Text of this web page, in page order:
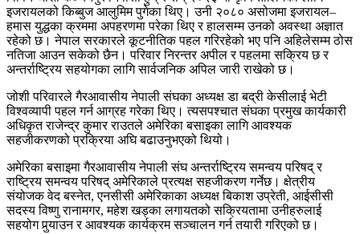
इजरायलको किब्बुज आलुमिम पुगेका थिए। उनी २०८० असोजमा इजरायल–
हमास युद्धका क्रममा अपहरणमा परेका थिए र हालसम्म उनको अवस्था अज्ञात
रहेको छ। नेपाल सरकारले कूटनीतिक पहल गरिरहेको भए पनि अहिलेसम्म ठोस
नतिजा आउन सकेको छैन। परिवार निरन्तर अपील र पहलमा सक्रिय छ र
अन्तर्राष्ट्रिय सहयोगका लागि सार्वजनिक अपिल जारी राखेको छ।
जोशी परिवारले गैरआवासीय नेपाली संघका अध्यक्ष डा बद्री केसीलाई भेटी
विश्वव्यापी पहल गर्न आग्रह गरेका थिए। त्यसपश्चात संघका प्रमुख कार्यकारी
अधिकृत राजेन्द्र कुमार राउतले अमेरिका बसाइका लागि आवश्यक
सहजीकरणको प्रक्रिया अघि बढाउनुभएको थियो।
अमेरिका बसाइमा गैरआवासीय नेपाली संघ अन्तर्राष्ट्रिय समन्वय परिषद् र
राष्ट्रिय समन्वय परिषद् अमेरिकाले प्रत्यक्ष सहजीकरण गर्नेछ। क्षेत्रीय
संयोजक वेद बस्नेत, एनसीसी अमेरिकाका अध्यक्ष बिकाश उप्रेती, आईसीसी
सदस्य विष्णु रानामगर, महेश खड्का लगायतको सक्रियतामा उनीहरुलाई
सहयोग पुर्‍याउन र आवश्यक कार्यक्रम सञ्चालन गर्न तयारी गरिएको छ।